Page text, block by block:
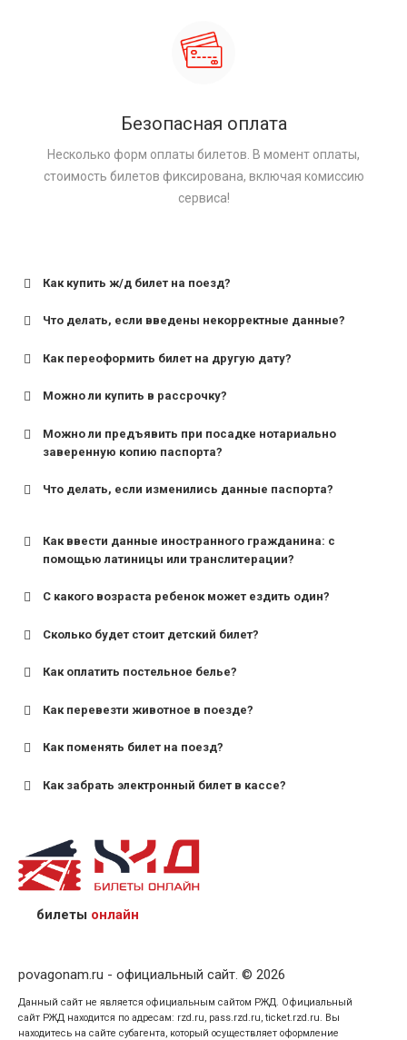
Безопасная оплата
Несколько форм оплаты билетов. В момент оплаты,
стоимость билетов фиксирована, включая комиссию
сервиса!
Как купить ж/д билет на поезд?
Что делать, если введены некорректные данные?
Как переоформить билет на другую дату?
Можно ли купить в рассрочку?
Можно ли предъявить при посадке нотариально
заверенную копию паспорта?
Что делать, если изменились данные паспорта?
Как ввести данные иностранного гражданина: с
помощью латиницы или транслитерации?
С какого возраста ребенок может ездить один?
для поездов дальнего следования — от 10 лет и
для пригородных поездов — от 7 лет.
Сколько будет стоит детский билет?
Как оплатить постельное белье?
Как перевезти животное в поезде?
Как поменять билет на поезд?
Как забрать электронный билет в кассе?
назвав кассиру 14-значный номер заказа;
предъявив удостоверение личности пассажира, на
кого оформлен билет.
билеты онлайн
povagonam.ru - официальный сайт. © 2026
Данный сайт не является официальным сайтом РЖД. Официальный
сайт РЖД находится по адресам: rzd.ru, pass.rzd.ru, ticket.rzd.ru. Вы
находитесь на сайте субагента, который осуществляет оформление